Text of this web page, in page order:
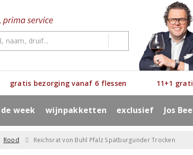
gratis bezorging vanaf 6 flessen 11+1
week wijnpakketten exclusief Jos
Rood Reichsrat von Buhl Pfalz Spätburgunder Trocken